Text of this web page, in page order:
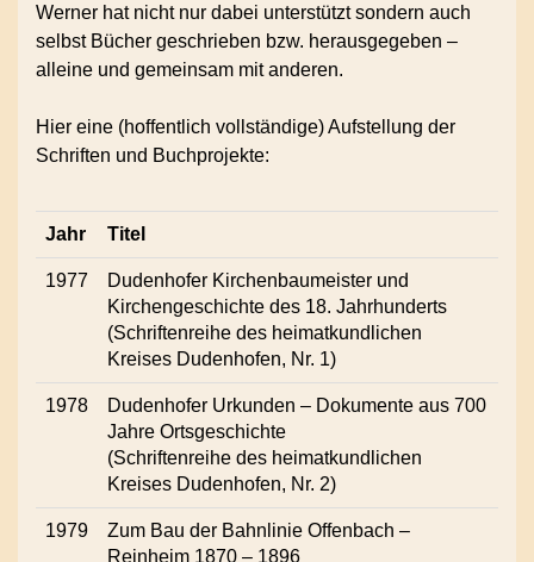
Werner hat nicht nur dabei unterstützt sondern auch
selbst Bücher geschrieben bzw. herausgegeben –
alleine und gemeinsam mit anderen.
Hier eine (hoffentlich vollständige) Aufstellung der
Schriften und Buchprojekte:
Jahr Titel
1977
Dudenhofer Kirchenbaumeister und
Kirchengeschichte des 18. Jahrhunderts
(Schriftenreihe des heimatkundlichen
Kreises Dudenhofen, Nr. 1)
1978
Dudenhofer Urkunden – Dokumente aus 700
Jahre Ortsgeschichte
(Schriftenreihe des heimatkundlichen
Kreises Dudenhofen, Nr. 2)
1979
Zum Bau der Bahnlinie Offenbach –
Reinheim 1870 – 1896